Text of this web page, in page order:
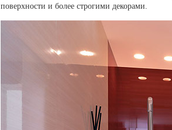
поверхности и более строгими декорами.